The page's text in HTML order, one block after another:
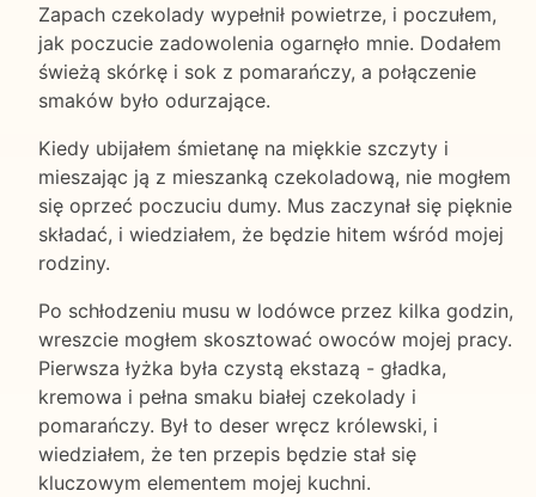
Zapach czekolady wypełnił powietrze, i poczułem,
jak poczucie zadowolenia ogarnęło mnie. Dodałem
świeżą skórkę i sok z pomarańczy, a połączenie
smaków było odurzające.
Kiedy ubijałem śmietanę na miękkie szczyty i
mieszając ją z mieszanką czekoladową, nie mogłem
się oprzeć poczuciu dumy. Mus zaczynał się pięknie
składać, i wiedziałem, że będzie hitem wśród mojej
rodziny.
Po schłodzeniu musu w lodówce przez kilka godzin,
wreszcie mogłem skosztować owoców mojej pracy.
Pierwsza łyżka była czystą ekstazą - gładka,
kremowa i pełna smaku białej czekolady i
pomarańczy. Był to deser wręcz królewski, i
wiedziałem, że ten przepis będzie stał się
kluczowym elementem mojej kuchni.